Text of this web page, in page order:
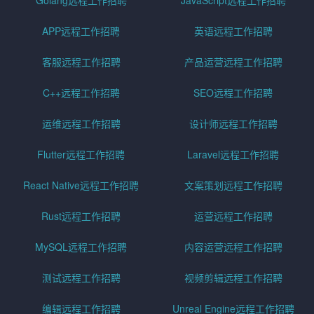
APP远程工作招聘 英语远程工作招聘
客服远程工作招聘 产品运营远程工作招聘
C++远程工作招聘 SEO远程工作招聘
运维远程工作招聘 设计师远程工作招聘
Flutter远程工作招聘 Laravel远程工作招聘
React Native远程工作招聘 文案策划远程工作招聘
Rust远程工作招聘 运营远程工作招聘
MySQL远程工作招聘 内容运营远程工作招聘
测试远程工作招聘 视频剪辑远程工作招聘
编辑远程工作招聘 Unreal Engine远程工作招聘